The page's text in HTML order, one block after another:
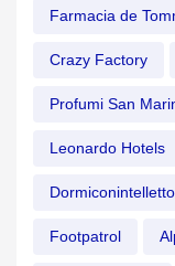
Farmacia de
Crazy Factory
Profumi San
Leonardo Hotels
Dormiconintelletto
Footpatrol